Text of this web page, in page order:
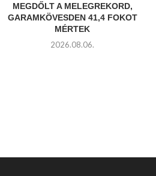
MEGDŐLT A MELEGREKORD,
GARAMKÖVESDEN 41,4 FOKOT
MÉRTEK
2026.08.06.